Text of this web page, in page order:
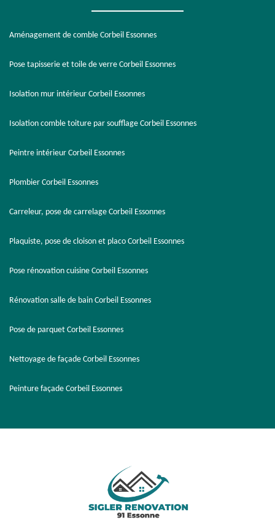
Aménagement de comble Corbeil Essonnes
Pose tapisserie et toile de verre Corbeil Essonnes
Isolation mur intérieur Corbeil Essonnes
Isolation comble toiture par soufflage Corbeil Essonnes
Peintre intérieur Corbeil Essonnes
Plombier Corbeil Essonnes
Carreleur, pose de carrelage Corbeil Essonnes
Plaquiste, pose de cloison et placo Corbeil Essonnes
Pose rénovation cuisine Corbeil Essonnes
Rénovation salle de bain Corbeil Essonnes
Pose de parquet Corbeil Essonnes
Nettoyage de façade Corbeil Essonnes
Peinture façade Corbeil Essonnes